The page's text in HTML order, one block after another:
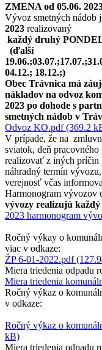
ZMENA od 05.06.
Vývoz smetných nádob
2023 realizovaný
každý druhý
(ďalší
04.12.; 18.12.;)
Obec Trávnica má
nákladov na odvoz
2023 po dohode s
smetných nádob v
Odvoz KO.pdf (369.2
V prípade, že na
sviatok, deň
realizovať z iných príčin
náhradný termín
verejnosť včas
Harmonogram vývozov
vývozy realizujú
2023 harmonogram
Ročný výkay o
viac v odkaze:
ŽP 6-01-2022.pdf
Miera triedenia odpadu
Miera triedenia
Ročný výkaz o
v odkaze:
Ročný výkaz o
kB)
Miera triedenia odpadu